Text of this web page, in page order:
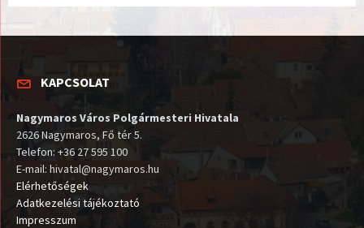
KAPCSOLAT
Nagymaros Város Polgármesteri Hivatala
2626 Nagymaros, Fő tér 5.
Telefon: +36 27 595 100
E-mail: hivatal@nagymaros.hu
Elérhetőségek
Adatkezelési tájékoztató
Impresszum